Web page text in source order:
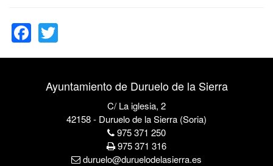
Facebook
Ayuntamiento de Duruelo de la Sierra
C/ La iglesia, 2
42158 - Duruelo de la Sierra (Soria)
975 371 250
975 371 316
duruelo@duruelodelasierra.es